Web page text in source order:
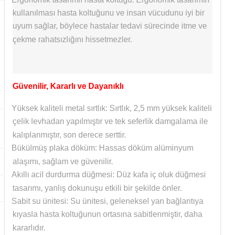
kullanılması hasta koltuğunu ve insan vücudunu iyi bir
uyum sağlar, böylece hastalar tedavi sürecinde itme ve
çekme rahatsızlığını hissetmezler.
Güvenilir, Kararlı ve Dayanıklı
·
Yüksek kaliteli metal sırtlık: Sırtlık, 2,5 mm yüksek kaliteli
çelik levhadan yapılmıştır ve tek seferlik damgalama ile
kalıplanmıştır, son derece serttir.
·
Bükülmüş plaka döküm: Hassas döküm alüminyum
alaşımı, sağlam ve güvenilir.
·
Akıllı acil durdurma düğmesi: Düz kafa iç oluk düğmesi
tasarımı, yanlış dokunuşu etkili bir şekilde önler.
·
Sabit su ünitesi: Su ünitesi, geleneksel yan bağlantıya
kıyasla hasta koltuğunun ortasına sabitlenmiştir, daha
kararlıdır.